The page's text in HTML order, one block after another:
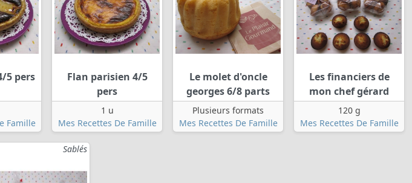
5 pers
Famille
Flan parisien 4/5
pers
1 u
Mes Recettes De Famille
Le molet d'oncle
georges 6/8 parts
Plusieurs formats
Mes Recettes De Famille
Les financiers de
mon chef gérard
120 g
Mes Recettes De Famille
Sablés